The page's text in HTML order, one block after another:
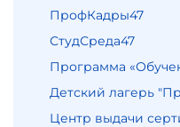
ПрофКадры47
СтудСреда47
Программа
Детский лагерь
Центр выдачи